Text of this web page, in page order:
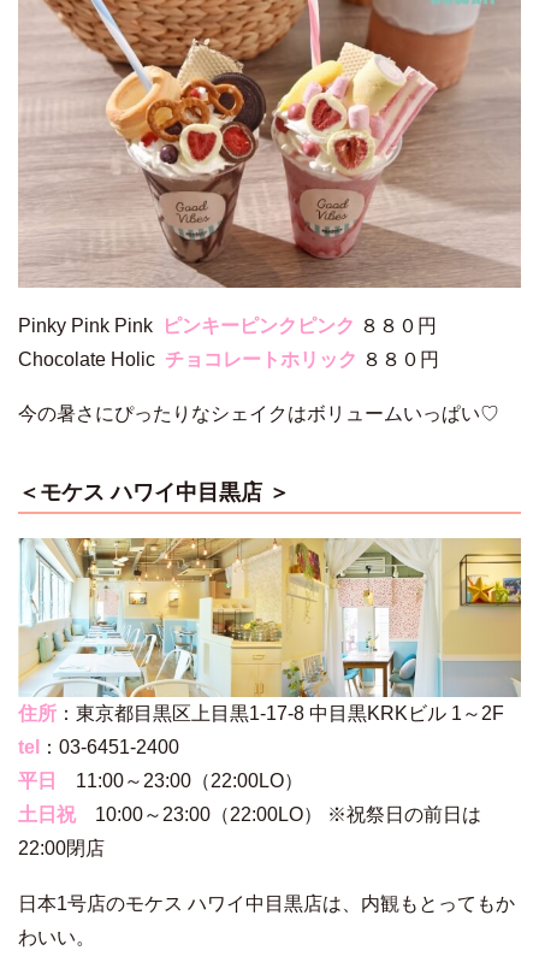
Pinky Pink Pink ピンキーピンクピンク ８８０円
Chocolate Holic チョコレートホリック ８８０円
今の暑さにぴったりなシェイクはボリュームいっぱい♡
＜モケス ハワイ中目黒店 ＞
住所 ：東京都目黒区上目黒1-17-8 中目黒KRKビル 1～2F
tel
：03-6451-2400
平日
11:00～23:00（22:00LO）
土日祝10:00～23:00（22:00LO） ※祝祭日の前日は
22:00閉店
日本1号店のモケス ハワイ中目黒店は、内観もとってもか
わいい。